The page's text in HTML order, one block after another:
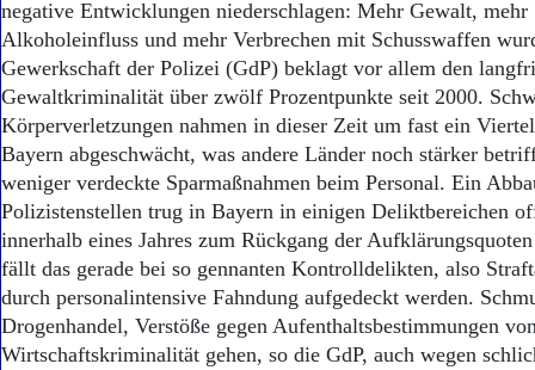
Start
Wer wir sind
Aktuelle Ausgabe
Abonnenten-Login
Abonnent werden
Abo Prämien
Archiv
Mediadaten
Pommern
Berlin-Brandenburg
Schlesien
Danzig und Westpreußen
Bücher
negative Entwicklungen niederschlagen: Mehr Gewalt, mehr
Alkoholeinfluss und mehr Verbrechen mit Schusswaffen
Gewerkschaft der Polizei (GdP) beklagt vor allem den
Gewaltkriminalität über zwölf Prozentpunkte seit 2000.
Körperverletzungen nahmen in dieser Zeit um fast ein
Bayern abgeschwächt, was andere Länder noch stärker
weniger verdeckte Sparmaßnahmen beim Personal. Ein
Polizistenstellen trug in Bayern in einigen Deliktbereichen
innerhalb eines Jahres zum Rückgang der
fällt das gerade bei so gennanten Kontrolldelikten, also
durch personalintensive Fahndung aufgedeckt werden.
Drogenhandel, Verstöße gegen Aufenthaltsbestimmungen
Wirtschaftskriminalität gehen, so die GdP, auch wegen